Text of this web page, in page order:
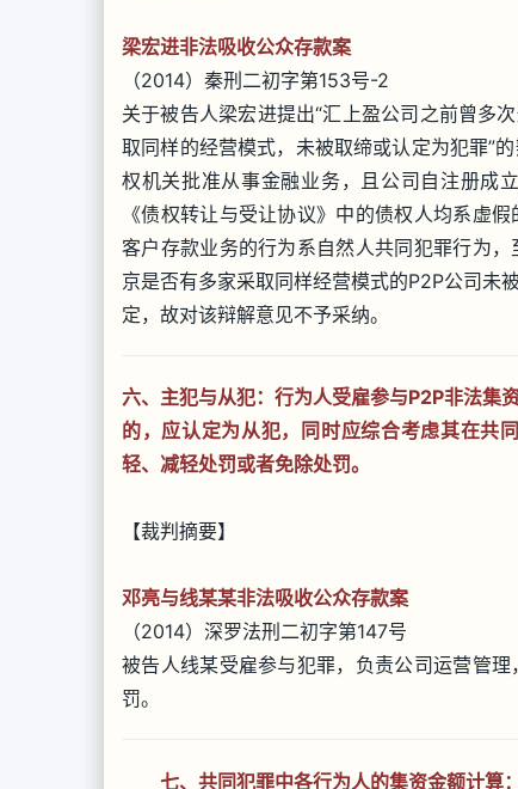
梁宏进非法吸收公众存款案
（2014）秦刑二初字第153号-2
关于被告人梁宏进提出“汇上盈公司之前曾多
取同样的经营模式，未被取缔或认定为犯罪”
权机关批准从事金融业务，且公司自注册成
《债权转让与受让协议》中的债权人均系虚
客户存款业务的行为系自然人共同犯罪行为
京是否有多家采取同样经营模式的P2P公司未
定，故对该辩解意见不予采纳。
六、主犯与从犯：行为人受雇参与P2P非法集
的，应认定为从犯，同时应综合考虑其在共
轻、减轻处罚或者免除处罚。
【裁判摘要】
邓亮与线某某非法吸收公众存款案
（2014）深罗法刑二初字第147号
被告人线某受雇参与犯罪，负责公司运营管
罚。
七、共同犯罪中各行为人的集资金额计算